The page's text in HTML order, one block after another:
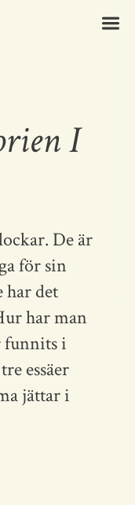
☰
I
De är
för sin
har det
har man
funnits i
essäer
jättar i